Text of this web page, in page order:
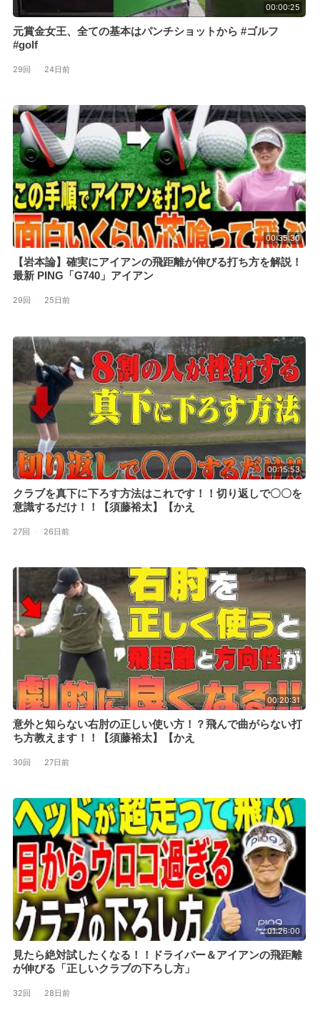
00:00:25
元賞金女王、全ての基本はパンチショットから #ゴルフ
#golf
29回 · 24日前
00:35:30
【岩本論】確実にアイアンの飛距離が伸びる打ち方を解説！
最新 PING「G740」アイアン
29回 · 25日前
00:15:53
クラブを真下に下ろす方法はこれです！！切り返しで〇〇を
意識するだけ！！【須藤裕太】【かえ
27回 · 26日前
00:20:31
意外と知らない右肘の正しい使い方！？飛んで曲がらない打
ち方教えます！！【須藤裕太】【かえ
30回 · 27日前
01:26:00
見たら絶対試したくなる！！ドライバー＆アイアンの飛距離
が伸びる「正しいクラブの下ろし方」
32回 · 28日前